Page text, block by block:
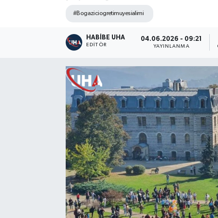
#Bogaziciogretimuyesialimi
HABİBE UHA
EDITÖR
04.06.2026 - 09:21
YAYINLANMA